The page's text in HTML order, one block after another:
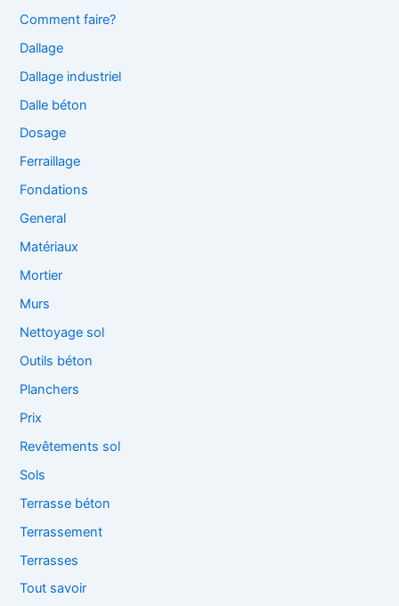
Comment faire?
Dallage
Dallage industriel
Dalle béton
Dosage
Ferraillage
Fondations
General
Matériaux
Mortier
Murs
Nettoyage sol
Outils béton
Planchers
Prix
Revêtements sol
Sols
Terrasse béton
Terrassement
Terrasses
Tout savoir